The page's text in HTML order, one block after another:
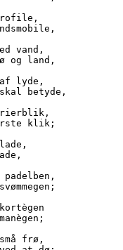
vand,
og land,
af lyde,
skal betyde,
frierblik,
klik;
svømmegen;
manègen;
frø,